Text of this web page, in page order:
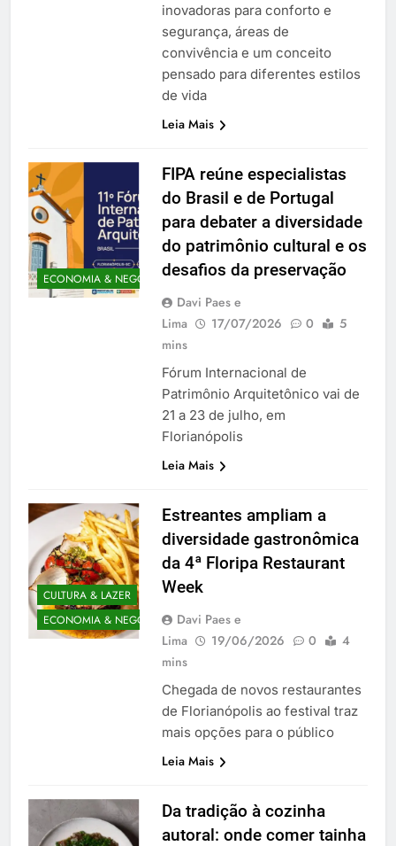
inovadoras para conforto e
segurança, áreas de
convivência e um conceito
pensado para diferentes estilos
de vida
Leia Mais
ECONOMIA & NEGÓCIOS
FIPA reúne especialistas
do Brasil e de Portugal
para debater a diversidade
do patrimônio cultural e os
desafios da preservação
Davi Paes e
Lima
17/07/2026 0
5
mins
Fórum Internacional de
Patrimônio Arquitetônico vai de
21 a 23 de julho, em
Florianópolis
Leia Mais
CULTURA & LAZER
ECONOMIA & NEGÓCIOS
Estreantes ampliam a
diversidade gastronômica
da 4ª Floripa Restaurant
Week
Davi Paes e
Lima
19/06/2026 0
4
mins
Chegada de novos restaurantes
de Florianópolis ao festival traz
mais opções para o público
Leia Mais
Da tradição à cozinha
autoral: onde comer tainha